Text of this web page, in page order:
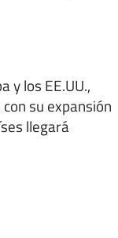
y los EE.UU.,
su expansión
llegará